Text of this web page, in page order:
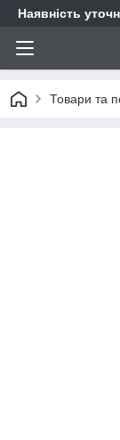
Наявність
Товари та